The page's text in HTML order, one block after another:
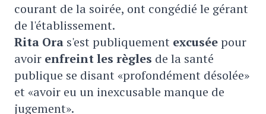
courant de la soirée, ont congédié le gérant
de l'établissement.
Rita Ora s'est publiquement excuséepour
avoir enfreint les règles de la santé
publique se disant «profondément désolée»
et «avoir eu un inexcusable manque de
jugement».